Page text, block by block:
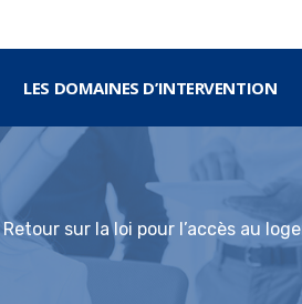
LES DOMAINES D’INTERVENTION
Retour sur la loi pour l’accès au